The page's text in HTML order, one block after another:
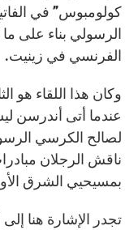
كولومبوس” في
الرسولي بناء على ما
الفرنسي في زينيت.
وكان هذا اللقاء هو
عندما أتى أندرسن
ناقش الرجلان
بمسيحيي الشرق
تجدر الإشارة هنا